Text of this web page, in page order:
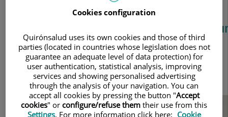
y el síndrome de dumping, tiene una
prevalencia del 20 hasta el 60% en
casos.
12 de noviembre
de 2024
CENTRO MÉDICO TEKNON
CIRUGÍA GENERAL Y DEL APARATO DIGESTIVO
Cookies configuration
Quirónsalud uses its own cookies and those of third
parties (located in countries whose legislation does not
guarantee an adequate level of data protection) for
user authentication, statistical analysis, improving
services and showing personalised advertising
through the analysis of your navigation. You can
accept all cookies by pressing the button "Accept
cookies" or configure/refuse them their use from this
Settings. For more information click here: Cookie